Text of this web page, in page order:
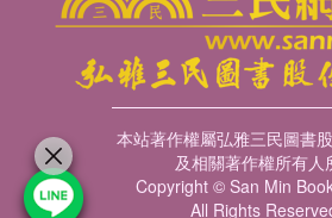
本站著作權屬弘雅三民圖書
及相關著作權所有人
Copyright © San Min
All Rights